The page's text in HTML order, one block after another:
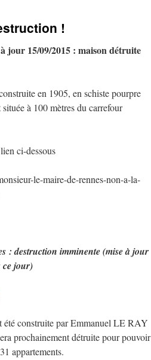
!
jour 15/09/2015 : maison détruite
en 1905, en schiste pourpre
à 100 mètres du carrefour
ci-dessous
le-maire-de-rennes-non-a-la-
: destruction imminente (mise à jour
ce jour)
été construite par Emmanuel LE RAY
prochainement détruite pour pouvoir
appartements.